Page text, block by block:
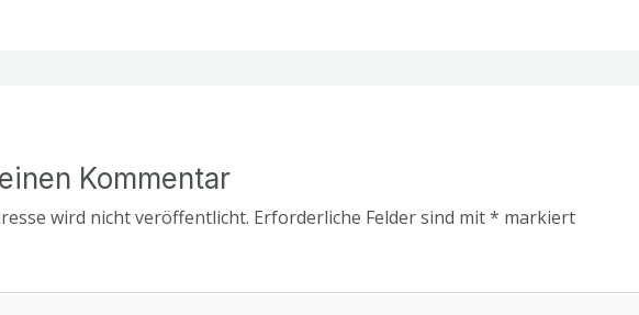
Kommentar
wird nicht veröffentlicht. Erforderliche Felder sind mit* markiert